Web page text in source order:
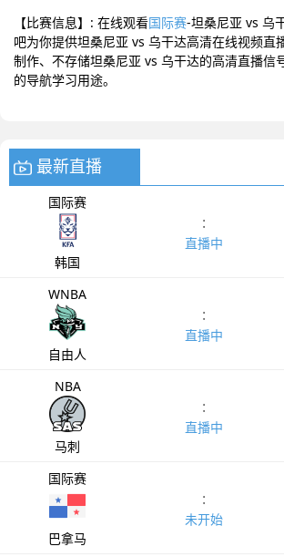
【比赛信息】: 在线观看国际赛-坦桑尼亚 vs 乌
吧为你提供坦桑尼亚 vs 乌干达高清在线视频直
制作、不存储坦桑尼亚 vs 乌干达的高清直播信
的导航学习用途。
最新直播
国际赛
韩国
:
直播中
WNBA
自由人
:
直播中
NBA
马刺
:
直播中
国际赛
巴拿马
:
未开始